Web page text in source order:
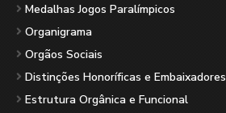
Medalhas Jogos Paralímpicos
Organigrama
Orgãos Sociais
Distinções Honoríficas e Embaixadores
Estrutura Orgânica e Funcional